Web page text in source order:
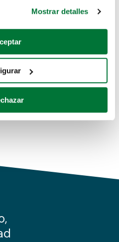
su ubicación geográfica
analizándolo activamente
específicas (huellas
cómo se procesan sus
haga del sitio web con
publicidad y análisis
Mostrar detalles